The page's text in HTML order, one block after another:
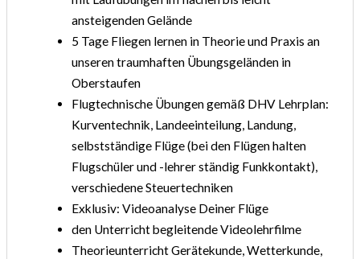
ansteigenden Gelände
5 Tage Fliegen lernen in Theorie und Praxis an
unseren traumhaften Übungsgeländen in
Oberstaufen
Flugtechnische Übungen gemäß DHV Lehrplan:
Kurventechnik, Landeeinteilung, Landung,
selbstständige Flüge (bei den Flügen halten
Flugschüler und -lehrer ständig Funkkontakt),
verschiedene Steuertechniken
Exklusiv: Videoanalyse Deiner Flüge
den Unterricht begleitende Videolehrfilme
Theorieunterricht Gerätekunde, Wetterkunde,